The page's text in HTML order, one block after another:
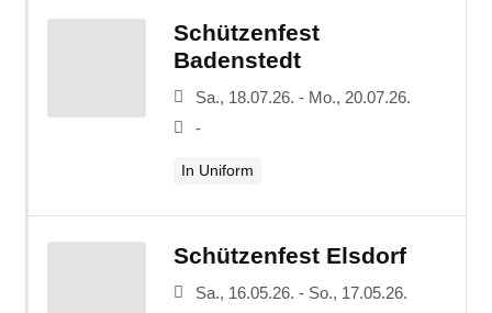
Schützenfest
Badenstedt
Sa., 18.07.26. - Mo., 20.07.26.
-
In Uniform
Schützenfest Elsdorf
Sa., 16.05.26. - So., 17.05.26.